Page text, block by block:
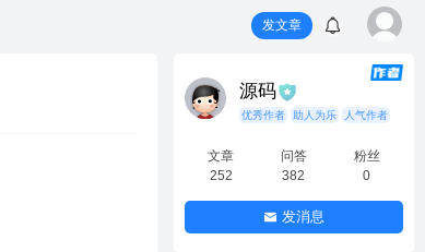
发文章
源码
优秀作者 助人为乐 人气作者
文章
252
问答
382
粉丝
0
发消息